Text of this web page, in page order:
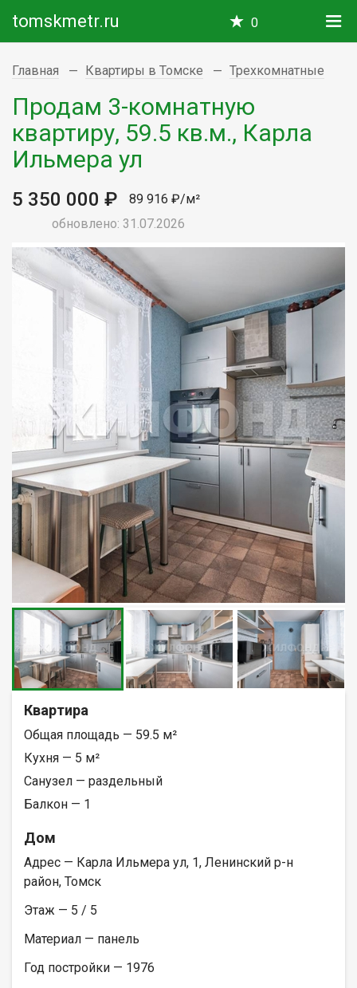
tomskmetr.ru 0
Главная Квартиры в Томске Трехкомнатные
Продам 3-комнатную
квартиру, 59.5 кв.м., Карла
Ильмера ул
5 350 000 ₽
89 916 ₽/м²
обновлено: 31.07.2026
Квартира
Общая площадь — 59.5 м²
Кухня — 5 м²
Санузел — раздельный
Балкон — 1
Дом
Адрес — Карла Ильмера ул, 1, Ленинский р-н
район, Томск
Этаж — 5 / 5
Материал — панель
Год постройки — 1976